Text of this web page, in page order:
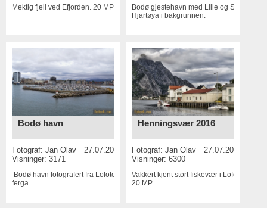
Mektig fjell ved Efjorden. 20 MP
Bodø gjestehavn med Lille og Store
Hjartøya i bakgrunnen.
Bodø havn
Fotograf: Jan Olav
27.07.2016
Visninger: 3171
Bodø havn fotografert fra Lofoten
ferga.
Henningsvær 2016
Fotograf:Jan Olav
27.07.2016
Visninger: 6300
Vakkert kjent stort fiskevær i Lofoten
20 MP